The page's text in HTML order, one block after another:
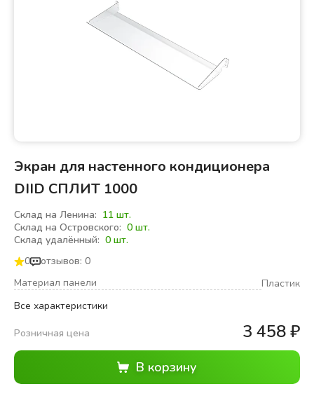
Экран для настенного кондиционера
DIID СПЛИТ 1000
Склад на Ленина: 11 шт.
Склад на Островского: 0 шт.
Склад удалённый: 0 шт.
0
отзывов: 0
Материал панели
Пластик
Все характеристики
Розничная цена 3 458₽